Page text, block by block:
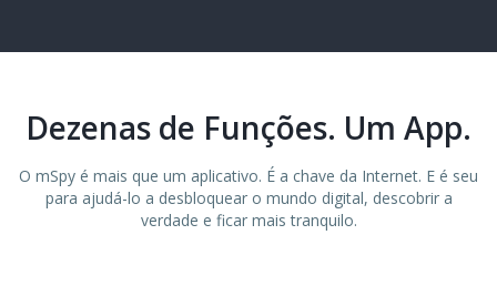
Dezenas de Funções. Um App.
O mSpy é mais que um aplicativo. É a chave da Internet. E é seu
para ajudá-lo a desbloquear o mundo digital, descobrir a
verdade e ficar mais tranquilo.